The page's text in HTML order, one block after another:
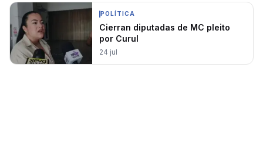
POLÍTICA
Cierran diputadas de MC pleito
por Curul
24 jul